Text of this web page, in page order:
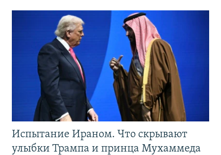
Испытание Ираном. Что скрывают
улыбки Трампа и принца Мухаммеда